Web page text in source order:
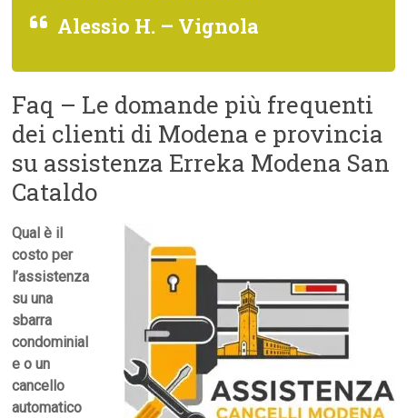
Alessio H. – Vignola
Faq – Le domande più frequenti
dei clienti di Modena e provincia
su assistenza Erreka Modena San
Cataldo
Qual è il
costo per
l’assistenza
su una
sbarra
condominial
e o un
cancello
automatico